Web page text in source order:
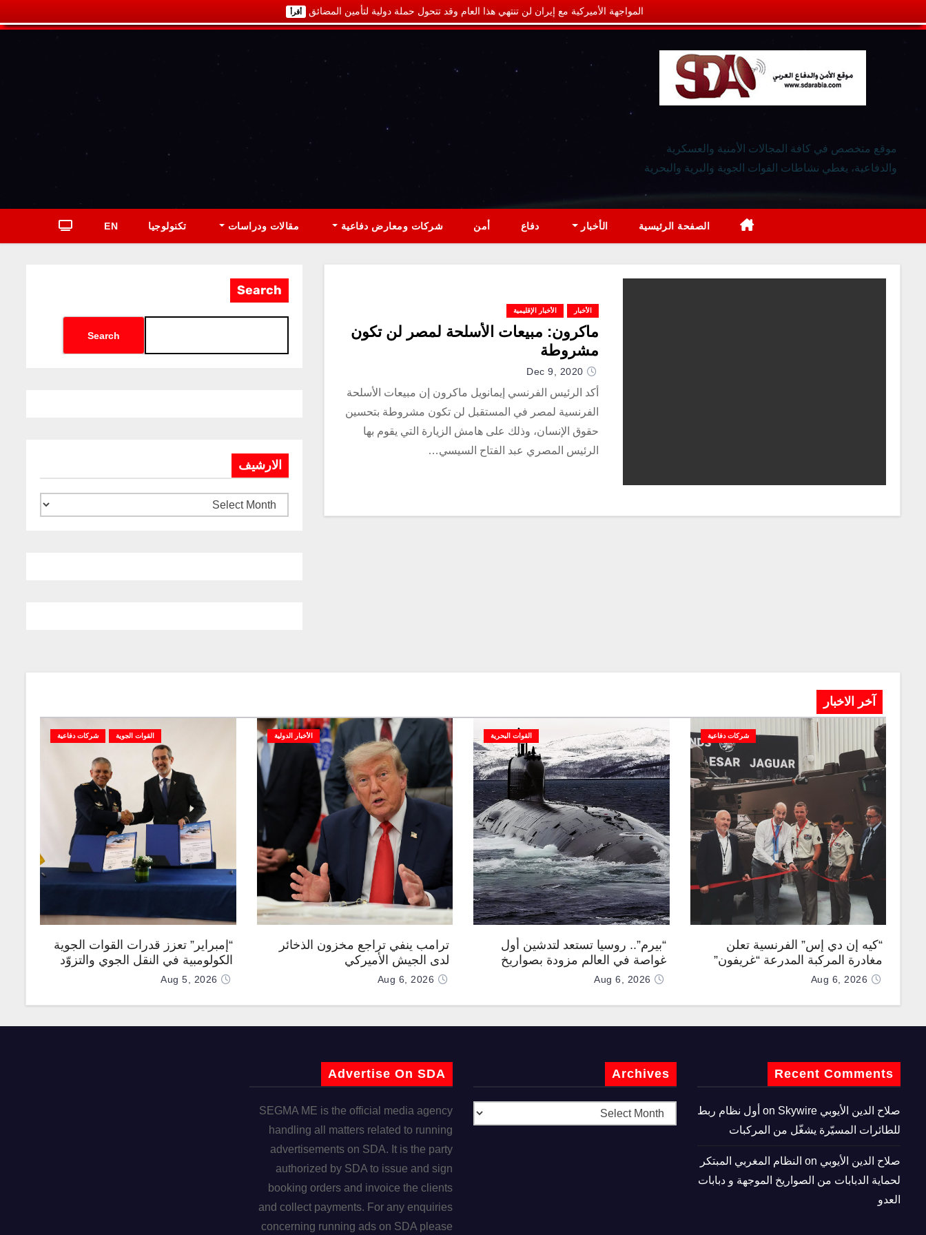
المواجهة الأميركية مع إيران لن تنتهي هذا العام وقد تتحول حملة دولية لتأمين المضائق أقرأ
موقع متخصص في كافة المجالات الأمنية والعسكرية
والدفاعية، يغطي نشاطات القوات الجوية والبرية والبحرية
الصفحة الرئيسية الأخبار دفاع أمن شركات ومعارض دفاعية مقالات ودراسات تكنولوجيا EN
الأخبار الأخبار الإقليمية
ماكرون: مبيعات الأسلحة لمصر لن تكون
مشروطة
Dec 9, 2020
أكد الرئيس الفرنسي إيمانويل ماكرون إن مبيعات الأسلحة
الفرنسية لمصر في المستقبل لن تكون مشروطة بتحسين
حقوق الإنسان، وذلك على هامش الزيارة التي يقوم بها
الرئيس المصري عبد الفتاح السيسي…
Search
Search
الارشيف
آخر الاخبار
شركات دفاعية
“كيه إن دي إس” الفرنسية تعلن
مغادرة المركبة المدرعة “غريفون”
رقم 1000 لخط الإنتاجAug 6, 2026
القوات البحرية
“بيرم”.. روسيا تستعد لتدشين أول
غواصة في العالم مزودة بصواريخ
كروز فرط صوتية
Aug 6, 2026
الأخبار الدولية
ترامب ينفي تراجع مخزون الذخائر
لدى الجيش الأميركي
Aug 6, 2026
القوات الجوية شركات دفاعية
“إمبراير” تعزز قدرات القوات الجوية
الكولومبية في النقل الجوي والتزوّد
بالوقود جوًا من خلال تزويدها بطائرتي
Aug 5, 2026
Recent Comments
صلاح الدين الأيوبي
Skywire أول نظام ربط
للطائرات المسيّرة يشغّل من المركبات
صلاح الدين الأيوبي
النظام المغربي المبتكر
لحماية الدبابات من الصواريخ الموجهة و دبابات
العدو
Archives
Advertise On SDA
SEGMA ME is the official media agency
handling all matters related to running
advertisements on SDA. It is the party
authorized by SDA to issue and sign
booking orders and invoice the clients
and collect payments. For any enquiries
concerning running ads on SDA please